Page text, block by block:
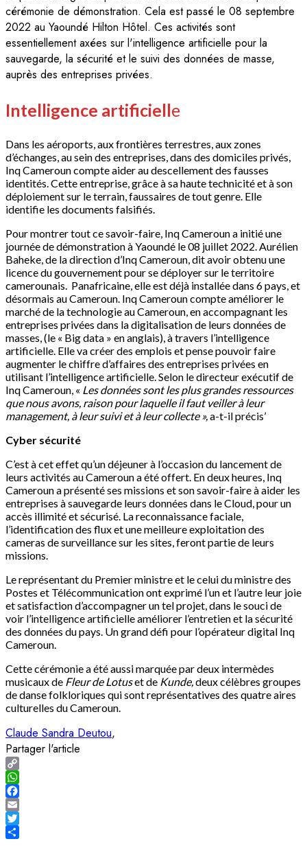
cérémonie de démonstration. Cela est passé le 08 septembre
2022 au Yaoundé Hilton Hôtel. Ces activités sont
essentiellement axées sur l'intelligence artificielle pour la
sauvegarde, la sécurité et le suivi des données de masse,
auprès des entreprises privées.
Intelligence artificielle
Dans les aéroports, aux frontières terrestres, aux zones
d’échanges, au sein des entreprises, dans des domiciles privés,
Inq Cameroun compte aider au descellement des fausses
identités. Cette entreprise, grâce à sa haute technicité et à son
déploiement sur le terrain, faussaires de tout genre. Elle
identifie les documents falsifiés.
Pour montrer tout ce savoir-faire, Inq Cameroun a initié une
journée de démonstration à Yaoundé le 08 juillet 2022. Aurélien
Baheke, de la direction d’Inq Cameroun, dit avoir obtenu une
licence du gouvernement pour se déployer sur le territoire
camerounais. Panafricaine, elle est déjà installée dans 6 pays, et
désormais au Cameroun. Inq Cameroun compte améliorer le
marché de la technologie au Cameroun, en accompagnant les
entreprises privées dans la digitalisation de leurs données de
masses, (le « Big data » en anglais), à travers l’intelligence
artificielle. Elle va créer des emplois et pense pouvoir faire
augmenter le chiffre d’affaires des entreprises privées en
utilisant l’intelligence artificielle. Selon le directeur exécutif de
Inq Cameroun, « Les données sont les plus grandes ressources
que nous avons, raison pour laquelle il faut veiller à leur
management, à leur suivi et à leur collecte »,a-t-il précis’
Cyber sécurité
C’est à cet effet qu’un déjeuner à l’occasion du lancement de
leurs activités au Cameroun a été offert. En deux heures, Inq
Cameroun a présenté ses missions et son savoir-faire à aider les
entreprises à sauvegarde leurs données dans le Cloud, pour un
accès illimité et sécurisé. La reconnaissance faciale,
l’identification des flux et une meilleure exploitation des
cameras de surveillance sur les sites, feront partie de leurs
missions.
Le représentant du Premier ministre et le celui du ministre des
Postes et Télécommunication ont exprimé l’un et l’autre leur joie
et satisfaction d’accompagner un tel projet, dans le souci de
voir l’intelligence artificielle améliorer l’entretien et la sécurité
des données du pays. Un grand défi pour l’opérateur digital Inq
Cameroun.
Cette cérémonie a été aussi marquée par deux intermèdes
musicaux de Fleur de Lotuset de Kunde,deux célèbres groupes
de danse folkloriques qui sont représentatives des quatre aires
culturelles du Cameroun.
Claude Sandra Deutou
Partager l'article
Copy
Link
WhatsApp
Facebook
Email
Twitter